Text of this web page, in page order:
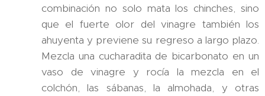
combinación no solo mata los chinches, sino
que el fuerte olor del vinagre también los
ahuyenta y previene su regreso a largo plazo.
Mezcla una cucharadita de bicarbonato en un
vaso de vinagre y rocía la mezcla en el
colchón, las sábanas, la almohada, y otras